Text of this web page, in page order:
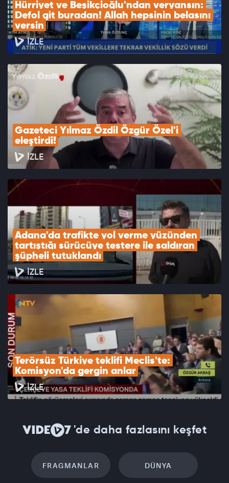
Hürriyet ve Beşikçioğlu'ndan veryansın:
Defol git buradan! Allah hepsinin belasını
versin
İZLE
Gazeteci Yılmaz Özdil Özgür Özel'i
eleştirdi!
İZLE
Adana'da trafikte yol verme yüzünden
tartıştığı sürücüye testere ile saldıran
şüpheli tutuklandı
İZLE
Terörsüz Türkiye teklifi Meclis'te:
Komisyon'da gergin anlar
İZLE
'de daha fazlasını keşfet
FRAGMANLAR DÜNYA